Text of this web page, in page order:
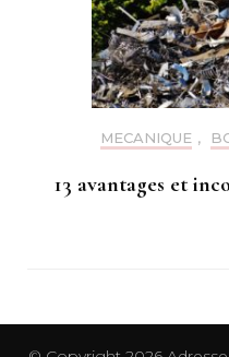
MECANIQUE ,
13 avantages et